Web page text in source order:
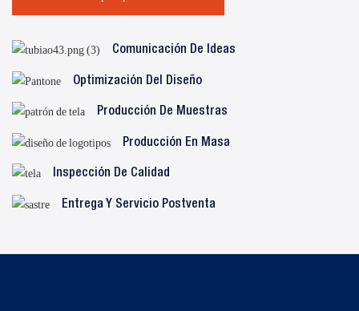
Comunicación De Ideas
Optimización Del Diseño
Producción De Muestras
Producción En Masa
Inspección De Calidad
Entrega Y Servicio Postventa